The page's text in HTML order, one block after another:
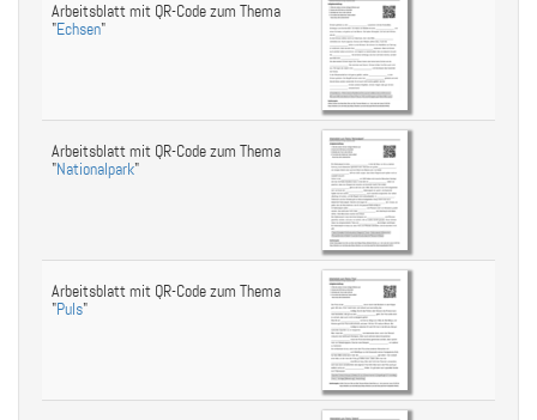
Arbeitsblatt mit QR-Code zum Thema
"Echsen"
Arbeitsblatt mit QR-Code zum Thema
"Nationalpark"
Arbeitsblatt mit QR-Code zum Thema
"Puls"